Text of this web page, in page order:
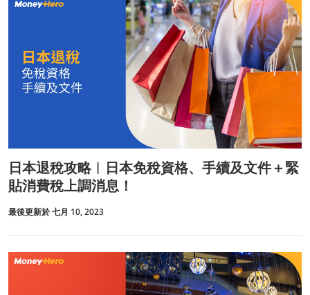
日本退稅攻略︱日本免稅資格、手續及文件＋緊
貼消費稅上調消息！
最後更新於 七月 10, 2023